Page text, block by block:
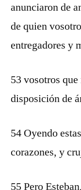
anunciaron de
de quien
entregadores y
53 vosotros
disposición de
54 Oyendo
corazones, y
55 Pero